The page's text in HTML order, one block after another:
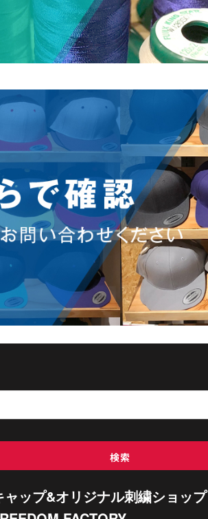
検索
ャップ&オリジナル刺繍ショップ